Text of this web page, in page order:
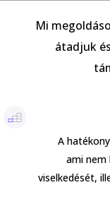
Mi
átadjuk
A
ami
viselkedését,